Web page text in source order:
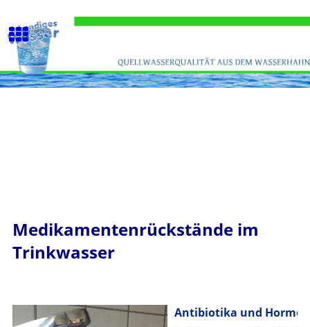
Medikamentenrückstände im
Trinkwasser
Antibiotika und